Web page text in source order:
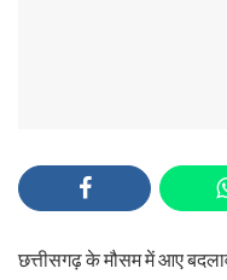
छत्तीसगढ़ के मौसम में आए